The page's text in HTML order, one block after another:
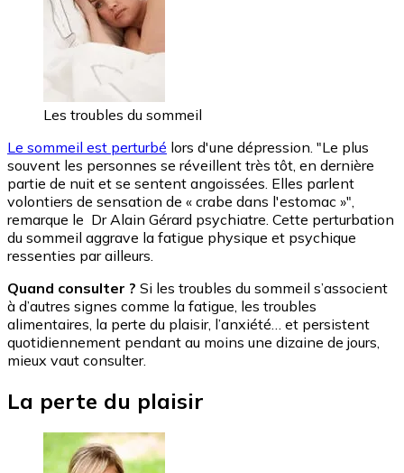
Les troubles du sommeil
Le sommeil est perturbé lors d'une dépression. "Le plus
souvent les personnes se réveillent très tôt, en dernière
partie de nuit et se sentent angoissées. Elles parlent
volontiers de sensation de « crabe dans l'estomac »",
remarque le Dr Alain Gérard psychiatre. Cette perturbation
du sommeil aggrave la fatigue physique et psychique
ressenties par ailleurs.
Quand consulter ? Si les troubles du sommeil s’associent
à d’autres signes comme la fatigue, les troubles
alimentaires, la perte du plaisir, l’anxiété… et persistent
quotidiennement pendant au moins une dizaine de jours,
mieux vaut consulter.
La perte du plaisir